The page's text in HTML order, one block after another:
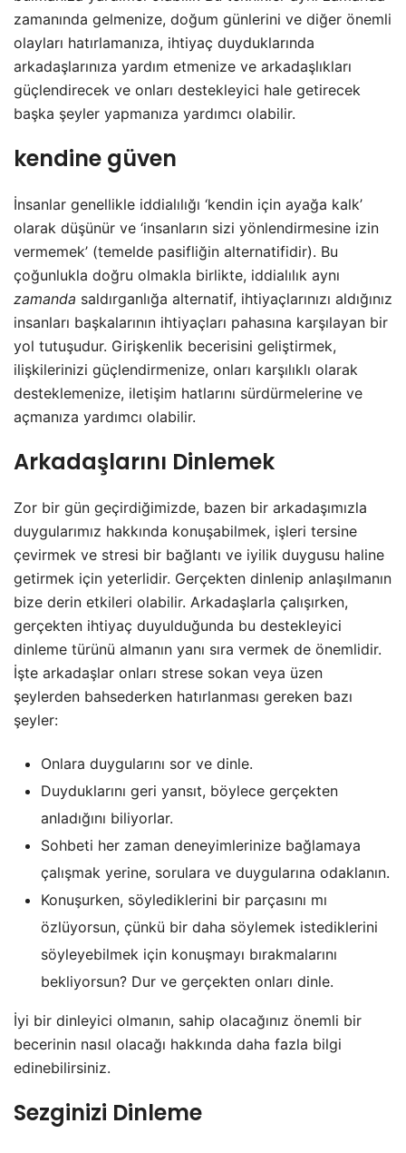
zamanında gelmenize, doğum günlerini ve diğer önemli
olayları hatırlamanıza, ihtiyaç duyduklarında
arkadaşlarınıza yardım etmenize ve arkadaşlıkları
güçlendirecek ve onları destekleyici hale getirecek
başka şeyler yapmanıza yardımcı olabilir.
kendine güven
İnsanlar genellikle iddialılığı ‘kendin için ayağa kalk’
olarak düşünür ve ‘insanların sizi yönlendirmesine izin
vermemek’ (temelde pasifliğin alternatifidir). Bu
çoğunlukla doğru olmakla birlikte, iddialılık aynı
zamanda saldırganlığa alternatif, ihtiyaçlarınızı aldığınız
insanları başkalarının ihtiyaçları pahasına karşılayan bir
yol tutuşudur. Girişkenlik becerisini geliştirmek,
ilişkilerinizi güçlendirmenize, onları karşılıklı olarak
desteklemenize, iletişim hatlarını sürdürmelerine ve
açmanıza yardımcı olabilir.
Arkadaşlarını Dinlemek
Zor bir gün geçirdiğimizde, bazen bir arkadaşımızla
duygularımız hakkında konuşabilmek, işleri tersine
çevirmek ve stresi bir bağlantı ve iyilik duygusu haline
getirmek için yeterlidir. Gerçekten dinlenip anlaşılmanın
bize derin etkileri olabilir. Arkadaşlarla çalışırken,
gerçekten ihtiyaç duyulduğunda bu destekleyici
dinleme türünü almanın yanı sıra vermek de önemlidir.
İşte arkadaşlar onları strese sokan veya üzen
şeylerden bahsederken hatırlanması gereken bazı
şeyler:
Onlara duygularını sor ve dinle.
Duyduklarını geri yansıt, böylece gerçekten
anladığını biliyorlar.
Sohbeti her zaman deneyimlerinize bağlamaya
çalışmak yerine, sorulara ve duygularına odaklanın.
Konuşurken, söylediklerini bir parçasını mı
özlüyorsun, çünkü bir daha söylemek istediklerini
söyleyebilmek için konuşmayı bırakmalarını
bekliyorsun? Dur ve gerçekten onları dinle.
İyi bir dinleyici olmanın, sahip olacağınız önemli bir
becerinin nasıl olacağı hakkında daha fazla bilgi
edinebilirsiniz.
Sezginizi Dinleme